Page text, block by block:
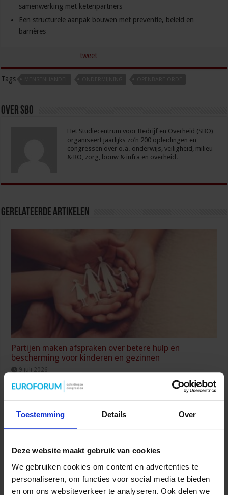
Toestemming Details Over
Deze website maakt gebruik van cookies
We gebruiken cookies om content en advertenties te
personaliseren, om functies voor social media te bieden
en om ons websiteverkeer te analyseren. Ook delen we
samenwerking met ketenpartners
Een structurele aanpak bouwen met preventie, beleid en
barrières
tweet
Tags
Over sbo
Het Studiecentrum voor Bedrijf en Overheid (SBO)
organiseert jaarlijks zo’n 200 opleidingen en
congressen over o.a. onderwijs, veiligheid, milieu
& RO, zorg, bouw & infra en overheid.
Gerelateerde Artikelen
Partijen maken afspraken over betere hulp en
bescherming voor kinderen en gezinnen
9 juli 2026